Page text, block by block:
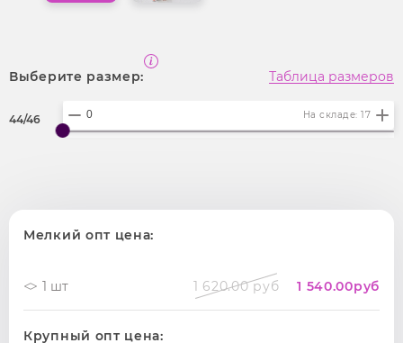
Выберите размер: Таблица размеров
44/46 На складе: 17
Мелкий опт цена:
1 шт 1 620.00 руб 1 540.00руб
Крупный опт цена: